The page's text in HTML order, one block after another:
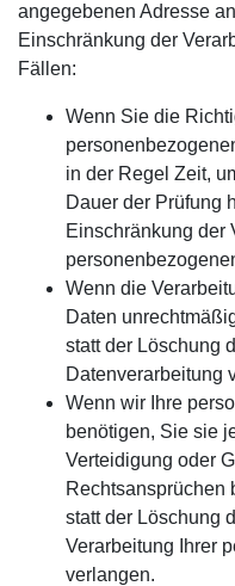
angegebenen Adresse
Einschränkung der
Fällen:
Wenn Sie die
in der Regel Zeit,
Dauer der Prüfung
Einschränkung der
Wenn die
Daten
statt der Löschung
Datenverarbeitung
Wenn wir Ihre
benötigen, Sie sie
Verteidigung oder
Rechtsansprüchen
statt der Löschung
Verarbeitung Ihrer
verlangen.